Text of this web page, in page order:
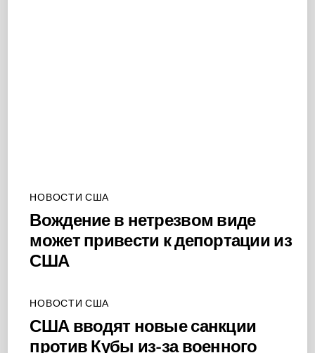
НОВОСТИ США
Вождение в нетрезвом виде
может привести к депортации из
США
НОВОСТИ США
США вводят новые санкции
против Кубы из-за военного